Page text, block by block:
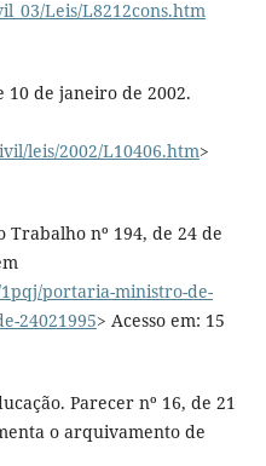
Leis/L8212cons.htm
10 de janeiro de 2002.
leis/2002/L10406.htm>
Trabalho nº 194, de 24 de
portaria-ministro-de-
24021995> Acesso em: 15
Parecer nº 16, de 21
o arquivamento de